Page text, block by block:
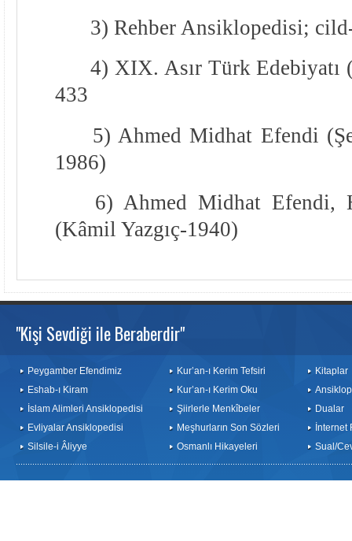
3) Rehber Ansiklopedisi;
4) XIX. Asır Türk Edebiyatı
433
5) Ahmed Midhat Efendi
1986)
6) Ahmed Midhat Efendi,
(Kâmil Yazgıç-1940)
"Kişi Sevdiği ile Beraberdir"
Peygamber Efendimiz
Eshab-ı Kiram
İslam Alimleri Ansiklopedisi
Evliyalar Ansiklopedisi
Silsile-i Âliyye
Kur’an-ı Kerim Tefsiri
Kur’an-ı Kerim Oku
Şiirlerle Menkîbeler
Meşhurların Son Sözleri
Osmanlı Hikayeleri
Kitaplar
Dualar
İnternet
Sual/